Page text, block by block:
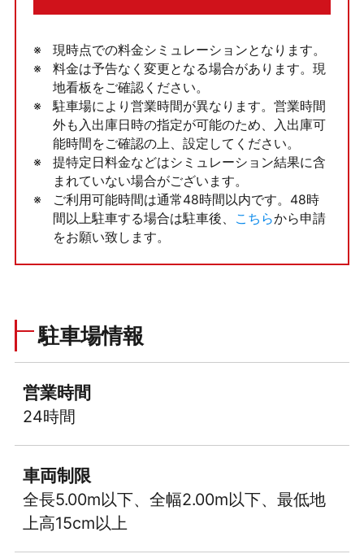
現時点での料金シミュレーションとなります。
料金は予告なく変更となる場合があります。現
地看板をご確認ください。
駐車場により営業時間が異なります。営業時間
外も入出庫日時の指定が可能のため、入出庫可
能時間をご確認の上、設定してください。
提特定日料金などはシミュレーション結果に含
まれていない場合がございます。
ご利用可能時間は通常48時間以内です。48時
間以上駐車する場合は駐車後、
こちらから申請
をお願い致します。
駐車場情報
営業時間
24時間
車両制限
全長5.00m以下、全幅2.00m以下、最低地
上高15cm以上